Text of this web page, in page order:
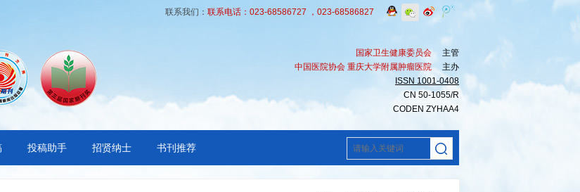
联系我们： 联系电话：023-68586727 ，023-68586827
国家卫生健康委员会
主管
中国医院协会 重庆大学附属肿瘤医院
主办
ISSN 1001-0408
CN 50-1055/R
CODEN ZYHAA4
投稿助手 招贤纳士 书刊推荐